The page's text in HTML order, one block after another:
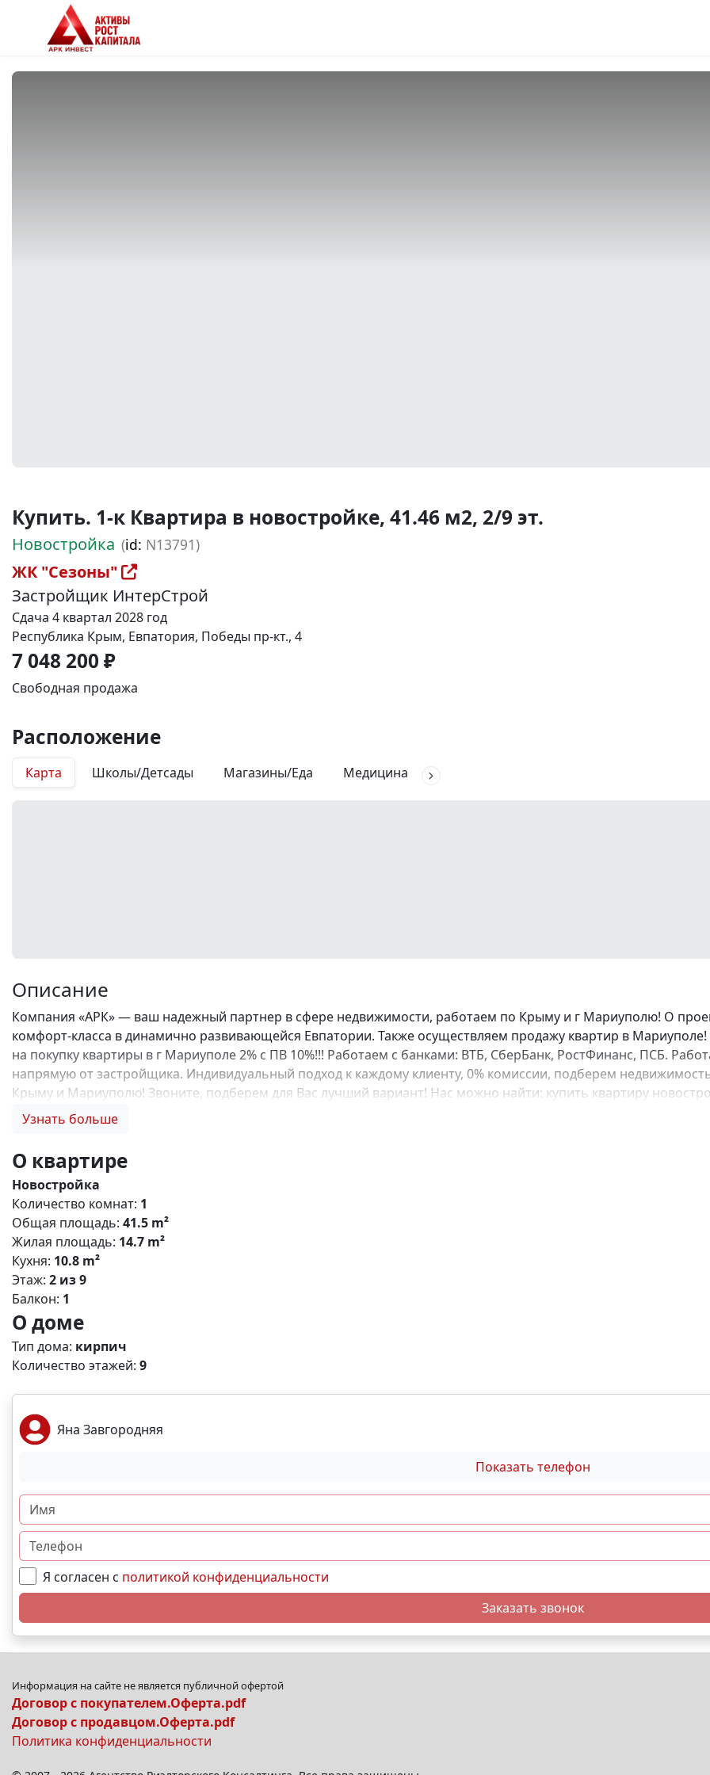
Купить. 1-к Квартира в новостройке, 41.46 м2, 2/9 эт.
Новостройка (id: N13791)
ЖК "Сезоны"
Застройщик ИнтерСтрой
Сдача 4 квартал 2028 год
Республика Крым, Евпатория, Победы пр-кт., 4
7 048 200 ₽
Свободная продажа
Расположение
Карта Школы/Детсады Магазины/Еда Медицина
Описание
Компания «АРК» — ваш надежный партнер в сфере недвижимости, работаем по Крыму и г Мариуполю! О
комфорт-класса в динамично развивающейся Евпатории. Также осуществляем продажу квартир в
на покупку квартиры в г Мариуполе 2% с ПВ 10%!!! Работаем с банками: ВТБ, СберБанк, РостФинанс, ПСБ.
напрямую от застройщика. Индивидуальный подход к каждому клиенту, 0% комиссии, подберем
Крыму и Мариуполю! Звоните, подберем для Вас лучший вариант! Нас можно найти: купить квартиру
семейную ипотеку, купить квартиру по льготной ипотеке, купить квартиру в рассрочку, купить квартиру у
Узнать больше
О квартире
Новостройка
Количество комнат: 1
Общая площадь: 41.5 m²
Жилая площадь: 14.7 m²
Кухня: 10.8 m²
Этаж: 2 из 9
Балкон: 1
О доме
Тип дома: кирпич
Количество этажей: 9
Яна Завгородняя
Показать телефон
Я согласен с политикой конфиденциальности
Заказать звонок
Информация на сайте не является публичной офертой
Договор с покупателем.Оферта.pdf
Договор с продавцом.Оферта.pdf
Политика конфиденциальности